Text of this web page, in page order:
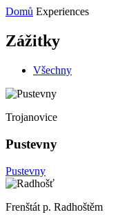
Domů Experiences
Zážitky
Všechny
Trojanovice
Pustevny
Pustevny
Frenštát p. Radhoštěm